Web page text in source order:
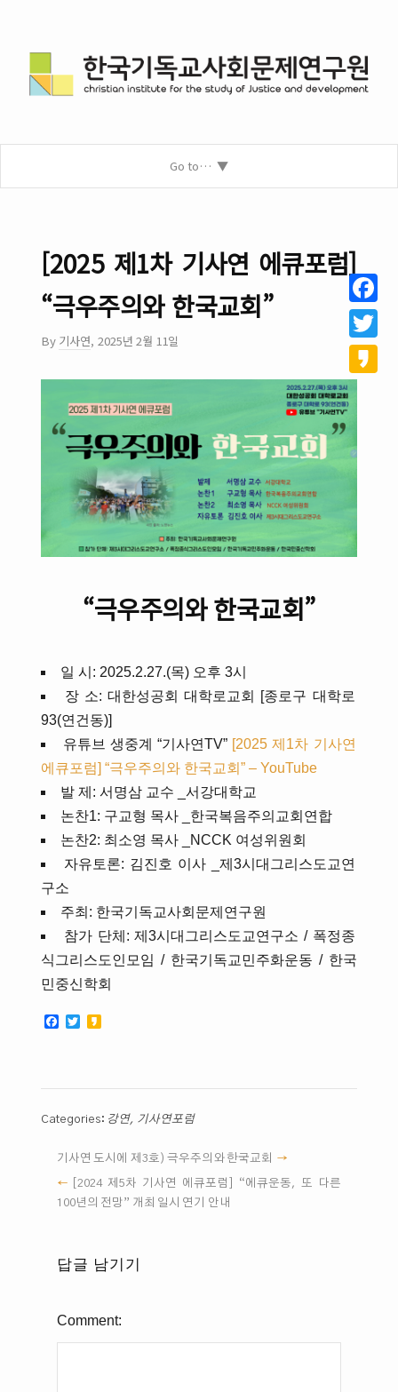
Go to…
[2025 제1차 기사연 에큐포럼]
“극우주의와 한국교회”
By 기사연, 2025년 2월 11일
“극우주의와 한국교회”
일 시: 2025.2.27.(목) 오후 3시
장 소: 대한성공회 대학로교회 [종로구 대학로
93(연건동)]
유튜브 생중계 “기사연TV” [2025 제1차 기사연
에큐포럼] “극우주의와 한국교회” – YouTube
발 제: 서명삼 교수 _서강대학교
논찬1: 구교형 목사 _한국복음주의교회연합
논찬2: 최소영 목사 _NCCK 여성위원회
자유토론: 김진호 이사 _제3시대그리스도교연
구소
주최: 한국기독교사회문제연구원
참가 단체: 제3시대그리스도교연구소 / 폭정종
식그리스도인모임 / 한국기독교민주화운동 / 한국
민중신학회
Facebook
Twitter
Categories: 강연, 기사연포럼
기사연 도시에 제3호) 극우주의와 한국교회
[2024 제5차 기사연 에큐포럼] “에큐운동, 또 다른
100년의 전망” 개최 일시 연기 안내
답글 남기기
Comment
Twitter